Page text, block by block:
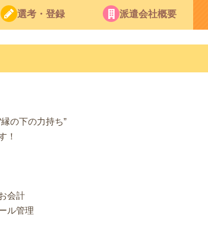
選考・登録 派遣会社概要
の下の力持ち”
！
会計
ル管理